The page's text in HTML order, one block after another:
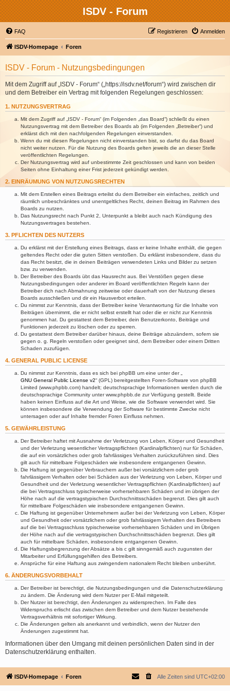
ISDV - Forum
FAQ Anmelden
Registrieren
ISDV-Homepage Foren
ISDV - Forum - Nutzungsbedingungen
Mit dem Zugriff auf „ISDV - Forum“ („https://isdv.net/forum“) wird zwischen dir
und dem Betreiber ein Vertrag mit folgenden Regelungen geschlossen:
1. NUTZUNGSVERTRAG
Mit dem Zugriff auf „ISDV - Forum“ (im Folgenden „das Board“) schließt du einen
Nutzungsvertrag mit dem Betreiber des Boards ab (im Folgenden „Betreiber“) und
erklärst dich mit den nachfolgenden Regelungen einverstanden.
Wenn du mit diesen Regelungen nicht einverstanden bist, so darfst du das Board
nicht weiter nutzen. Für die Nutzung des Boards gelten jeweils die an dieser Stelle
veröffentlichten Regelungen.
Der Nutzungsvertrag wird auf unbestimmte Zeit geschlossen und kann von beiden
Seiten ohne Einhaltung einer Frist jederzeit gekündigt werden.
2. EINRÄUMUNG VON NUTZUNGSRECHTEN
Mit dem Erstellen eines Beitrags erteilst du dem Betreiber ein einfaches, zeitlich und
räumlich unbeschränktes und unentgeltliches Recht, deinen Beitrag im Rahmen des
Boards zu nutzen.
Das Nutzungsrecht nach Punkt 2, Unterpunkt a bleibt auch nach Kündigung des
Nutzungsvertrages bestehen.
3. PFLICHTEN DES NUTZERS
Du erklärst mit der Erstellung eines Beitrags, dass er keine Inhalte enthält, die gegen
geltendes Recht oder die guten Sitten verstoßen. Du erklärst insbesondere, dass du
das Recht besitzt, die in deinen Beiträgen verwendeten Links und Bilder zu setzen
bzw. zu verwenden.
Der Betreiber des Boards übt das Hausrecht aus. Bei Verstößen gegen diese
Nutzungsbedingungen oder anderer im Board veröffentlichten Regeln kann der
Betreiber dich nach Abmahnung zeitweise oder dauerhaft von der Nutzung dieses
Boards ausschließen und dir ein Hausverbot erteilen.
Du nimmst zur Kenntnis, dass der Betreiber keine Verantwortung für die Inhalte von
Beiträgen übernimmt, die er nicht selbst erstellt hat oder die er nicht zur Kenntnis
genommen hat. Du gestattest dem Betreiber, dein Benutzerkonto, Beiträge und
Funktionen jederzeit zu löschen oder zu sperren.
Du gestattest dem Betreiber darüber hinaus, deine Beiträge abzuändern, sofern sie
gegen o. g. Regeln verstoßen oder geeignet sind, dem Betreiber oder einem Dritten
Schaden zuzufügen.
4. GENERAL PUBLIC LICENSE
Du nimmst zur Kenntnis, dass es sich bei phpBB um eine unter der „
GNU General Public License v2“ (GPL) bereitgestellten Foren-Software von phpBB
Limited (www.phpbb.com) handelt; deutschsprachige Informationen werden durch die
deutschsprachige Community unter www.phpbb.de zur Verfügung gestellt. Beide
haben keinen Einfluss auf die Art und Weise, wie die Software verwendet wird. Sie
können insbesondere die Verwendung der Software für bestimmte Zwecke nicht
untersagen oder auf Inhalte fremder Foren Einfluss nehmen.
5. GEWÄHRLEISTUNG
Der Betreiber haftet mit Ausnahme der Verletzung von Leben, Körper und Gesundheit
und der Verletzung wesentlicher Vertragspflichten (Kardinalpflichten) nur für Schäden,
die auf ein vorsätzliches oder grob fahrlässiges Verhalten zurückzuführen sind. Dies
gilt auch für mittelbare Folgeschäden wie insbesondere entgangenen Gewinn.
Die Haftung ist gegenüber Verbrauchern außer bei vorsätzlichem oder grob
fahrlässigem Verhalten oder bei Schäden aus der Verletzung von Leben, Körper und
Gesundheit und der Verletzung wesentlicher Vertragspflichten (Kardinalpflichten) auf
die bei Vertragsschluss typischerweise vorhersehbaren Schäden und im übrigen der
Höhe nach auf die vertragstypischen Durchschnittsschäden begrenzt. Dies gilt auch
für mittelbare Folgeschäden wie insbesondere entgangenen Gewinn.
Die Haftung ist gegenüber Unternehmern außer bei der Verletzung von Leben, Körper
und Gesundheit oder vorsätzlichem oder grob fahrlässigem Verhalten des Betreibers
auf die bei Vertragsschluss typischerweise vorhersehbaren Schäden und im Übrigen
der Höhe nach auf die vertragstypischen Durchschnittsschäden begrenzt. Dies gilt
auch für mittelbare Schäden, insbesondere entgangenen Gewinn.
Die Haftungsbegrenzung der Absätze a bis c gilt sinngemäß auch zugunsten der
Mitarbeiter und Erfüllungsgehilfen des Betreibers.
Ansprüche für eine Haftung aus zwingendem nationalem Recht bleiben unberührt.
6. ÄNDERUNGSVORBEHALT
Der Betreiber ist berechtigt, die Nutzungsbedingungen und die Datenschutzerklärung
zu ändern. Die Änderung wird dem Nutzer per E-Mail mitgeteilt.
Der Nutzer ist berechtigt, den Änderungen zu widersprechen. Im Falle des
Widerspruchs erlischt das zwischen dem Betreiber und dem Nutzer bestehende
Vertragsverhältnis mit sofortiger Wirkung.
Die Änderungen gelten als anerkannt und verbindlich, wenn der Nutzer den
Änderungen zugestimmt hat.
Informationen über den Umgang mit deinen persönlichen Daten sind in der
Datenschutzerklärung enthalten.
ISDV-Homepage Foren Alle Zeiten sind UTC+02:00